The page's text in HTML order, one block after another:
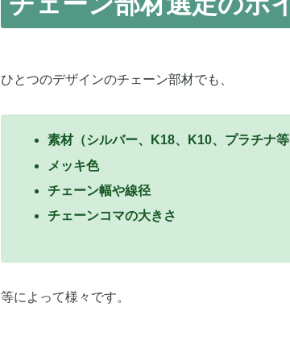
ひとつのデザインのチェーン部材でも、
素材（シルバー、K18、K10、プラチナ等
メッキ色
チェーン幅や線径
チェーンコマの大きさ
等によって様々です。